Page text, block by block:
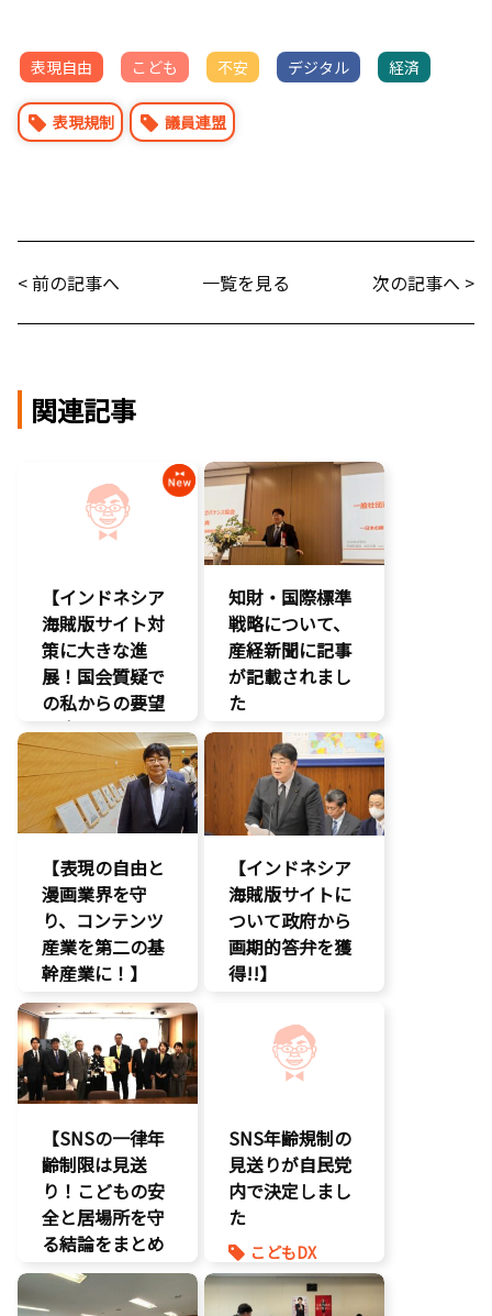
表現自由 こども 不安 デジタル 経済
表現規制 議員連盟
< 前の記事へ 一覧を見る 次の記事へ >
関連記事
【インドネシア
海賊版サイト対
策に大きな進
展！国会質疑で
の私からの要望
に応え、三谷法
務副大臣がイン
ドネシア法務副
大臣に運営……
エンタメ産業
促進
デジタル著作
権
国会質疑
知的財産
経済政策
著作権
知財・国際標準
戦略について、
産経新聞に記事
が記載されまし
た
報道記事
知的財産
著作権
【表現の自由と
漫画業界を守
り、コンテンツ
産業を第二の基
幹産業に！】
エンタメ支援
二次創作保護
著作権
表現規制
【インドネシア
海賊版サイトに
ついて政府から
画期的答弁を獲
得!!】
エンタメ産業
促進
デジタル著作
国会質疑
海賊版
知的財産
表現規制
質問主意書
【SNSの一律年
齢制限は見送
り！こどもの安
全と居場所を守
る結論をまとめ
ました】
こどもDX
SNS年齢規制の
見送りが自民党
内で決定しまし
た
こどもDX
こどもの権利
こども政策